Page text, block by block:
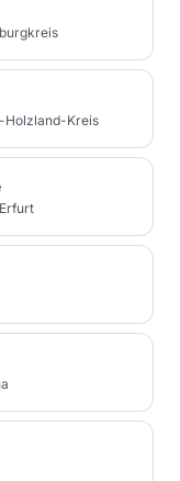
Holzland-Kreis
Erfurt